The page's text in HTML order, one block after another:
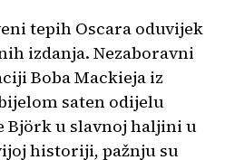
tepih Oscara oduvijek
izdanja. Nezaboravni
Boba Mackieja iz
saten odijelu
Björk u slavnoj haljini u
historiji, pažnju su